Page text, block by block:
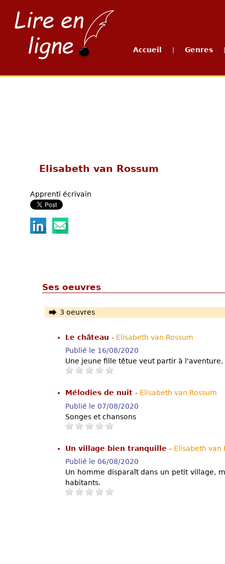
Accueil Genres
Elisabeth van Rossum
Apprenti écrivain
Ses oeuvres
3 oeuvres
Le château - Elisabeth van Rossum
Publié le 16/08/2020
Une jeune fille têtue veut partir à l'aventure.
Mélodies de nuit - Elisabeth van Rossum
Publié le 07/08/2020
Songes et chansons
Un village bien tranquille - Elisabeth van
Publié le 06/08/2020
Un homme disparaît dans un petit village,
habitants.